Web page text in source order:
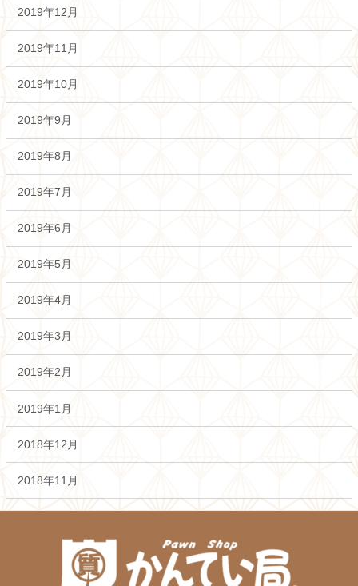
2019年12月
2019年11月
2019年10月
2019年9月
2019年8月
2019年7月
2019年6月
2019年5月
2019年4月
2019年3月
2019年2月
2019年1月
2018年12月
2018年11月